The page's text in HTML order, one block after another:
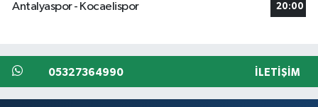
Antalyaspor - Kocaelispor 20:00
05327364990 İLETIŞIM